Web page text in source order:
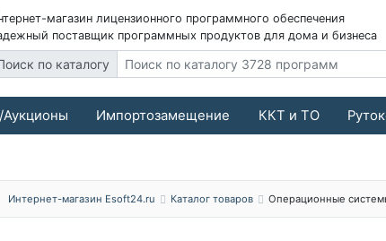
магазин лицензионного программного обеспечения
поставщик программных продуктов для дома и бизнеса
по каталогу
Импортозамещение ККТ и ТО
Интернет-магазин Esoft24.ru Каталог товаров Операционные